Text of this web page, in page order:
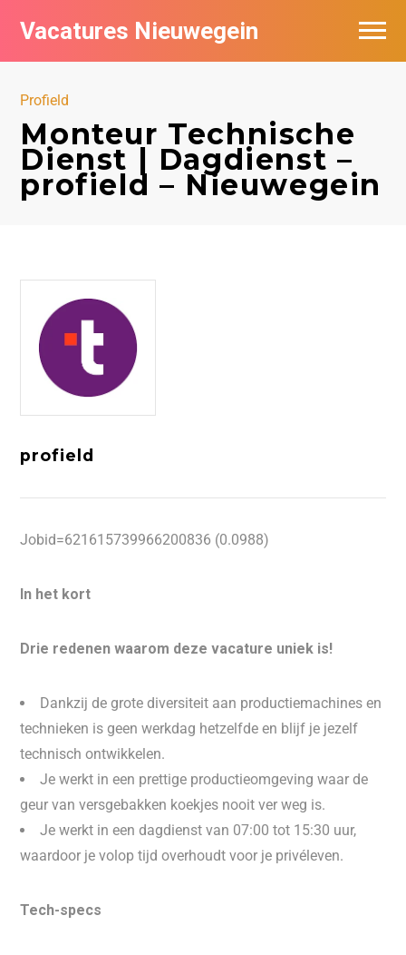
Vacatures Nieuwegein
Profield
Monteur Technische
Dienst | Dagdienst –
profield – Nieuwegein
profield
Jobid=621615739966200836 (0.0988)
In het kort
Drie redenen waarom deze vacature uniek is!
Dankzij de grote diversiteit aan productiemachines en
technieken is geen werkdag hetzelfde en blijf je jezelf
technisch ontwikkelen.
Je werkt in een prettige productieomgeving waar de
geur van versgebakken koekjes nooit ver weg is.
Je werkt in een dagdienst van 07:00 tot 15:30 uur,
waardoor je volop tijd overhoudt voor je privéleven.
Tech-specs
Vacatures per bedrijf in Nieuwegein